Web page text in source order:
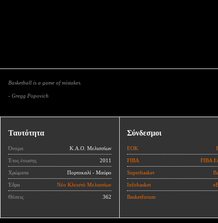
Basketball is a game of mistakes.
- Gregg Popovich
Ταυτότητα
Όνομα Κ.Α.Ο. Μελισσίων
Έτος ένωσης 2011
Χρώματα Πορτοκαλί - Μαύρο
Έδρα Νέο Κλειστό Μελισσίων
Θέσεις 362
Σύνδεσμοι
ΕΟΚ
FIBA FIBA
Superbasket
Infobasket
Basketforum